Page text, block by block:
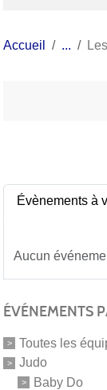
Accueil
Évènements à
Aucun
ÉVÉNEMENTS
Toutes les
Judo
Baby Do